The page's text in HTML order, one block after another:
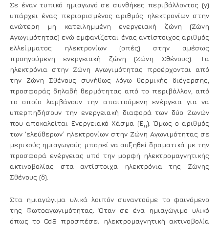
Σε έναν τυπικό ημιαγωγό σε συνθήκες περιβάλλοντος (γ)
υπάρχει ένας περιορισμένος αριθμός ηλεκτρονίων στην
ανώτερη μη κατειλημμένη ενεργειακή ζώνη (Ζώνη
Αγωγιμότητας) ενώ εμφανίζεται ένας αντίστοιχος αριθμός
ελλείμματος ηλεκτρονίων (οπές) στην αμέσως
προηγούμενη ενεργειακή ζώνη (Ζώνη Σθένους). Τα
ηλεκτρόνια στην Ζώνη Αγωγιμότητας προέρχονται από
την Ζώνη Σθένους συνήθως λόγω θερμικής διέγερσης,
προσφοράς δηλαδή θερμότητας από το περιβάλλον, από
το οποίο λαμβάνουν την απαιτούμενη ενέργεια για να
υπερπηδήσουν την ενεργειακή διαφορά των δύο Ζωνών
που αποκαλείται Ενεργειακό Χάσμα (Εg) . Όμως ο αριθμός
των ‘ελεύθερων’ ηλεκτρονίων στην Ζώνη Αγωγιμότητας σε
μερικούς ημιαγωγούς μπορεί να αυξηθεί δραματικά με την
προσφορά ενέργειας υπό την μορφή ηλεκτρομαγνητικής
ακτινοβολίας στα αντίστοιχα ηλεκτρόνια της Ζώνης
Σθένους (δ).
Στα ημιαγώγιμα υλικά λοιπόν συναντούμε το φαινόμενο
της Φωτοαγωγιμότητας . Όταν σε ένα ημιαγώγιμο υλικό
όπως το CdS προσπέσει ηλεκτρομαγνητική ακτινοβολία